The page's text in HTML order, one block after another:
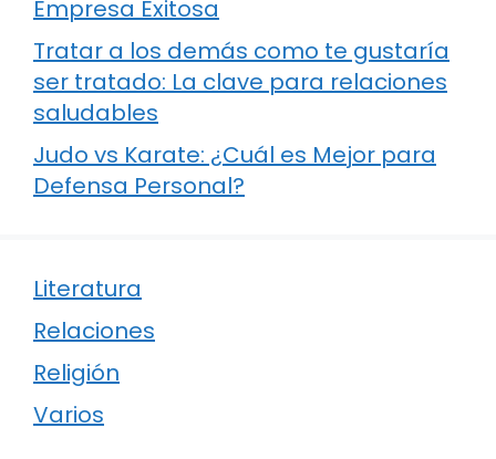
Empresa Exitosa
Tratar a los demás como te gustaría
ser tratado: La clave para relaciones
saludables
Judo vs Karate: ¿Cuál es Mejor para
Defensa Personal?
Literatura
Relaciones
Religión
Varios